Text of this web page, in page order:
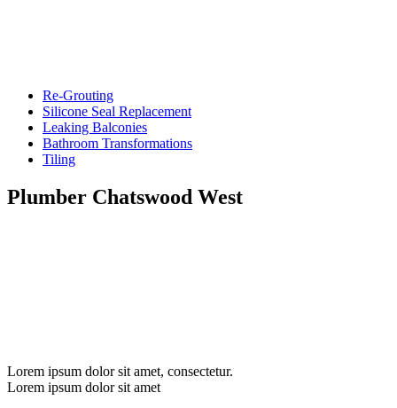
Re-Grouting
Silicone Seal Replacement
Leaking Balconies
Bathroom Transformations
Tiling
Plumber Chatswood West
Lorem ipsum dolor sit amet, consectetur.
Lorem ipsum dolor sit amet